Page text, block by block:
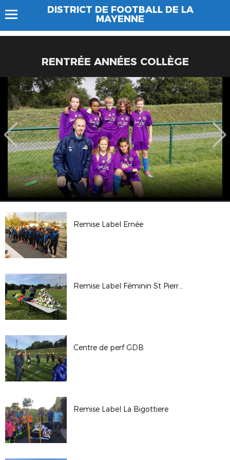
DISTRICT DE FOOTBALL DE LA
MAYENNE
RENTRÉE ANNÉES COLLÈGE
Remise Label Ernée
Remise Label Féminin St Pierre la Cour
Centre de perf GDB
Remise Label La Bigottiere